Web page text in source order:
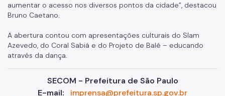
aumentar o acesso nos diversos pontos da cidade”, destacou
Bruno Caetano.
A abertura contou com apresentações culturais do Slam
Azevedo, do Coral Sabiá e do Projeto de Balé – educando
através da dança.
SECOM - Prefeitura de São Paulo
E-mail:
imprensa@prefeitura.sp.gov.br